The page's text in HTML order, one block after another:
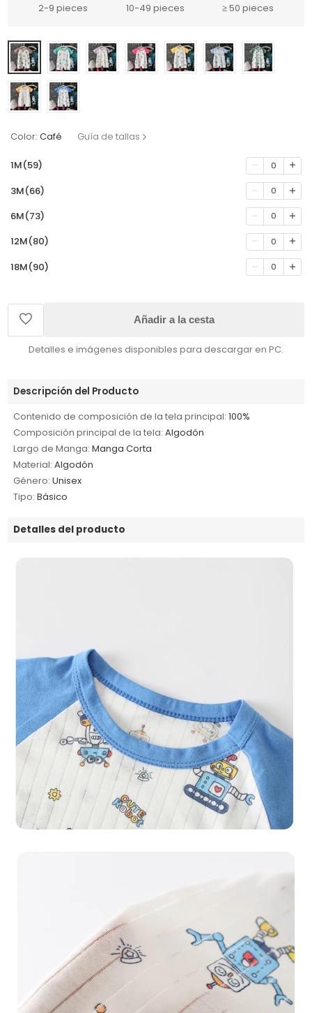
2-9 pieces 10-49 pieces ≥ 50 pieces
Color: Café Guía de tallas
1M(59) 0
3M(66) 0
6M(73) 0
12M(80) 0
18M(90) 0
Añadir a la cesta
Detalles e imágenes disponibles para descargar en PC.
Descripción del Producto
Contenido de composición de la tela principal: 100%
Composición principal de la tela: Algodón
Largo de Manga: Manga Corta
Material: Algodón
Género: Unisex
Tipo: Básico
Detalles del producto